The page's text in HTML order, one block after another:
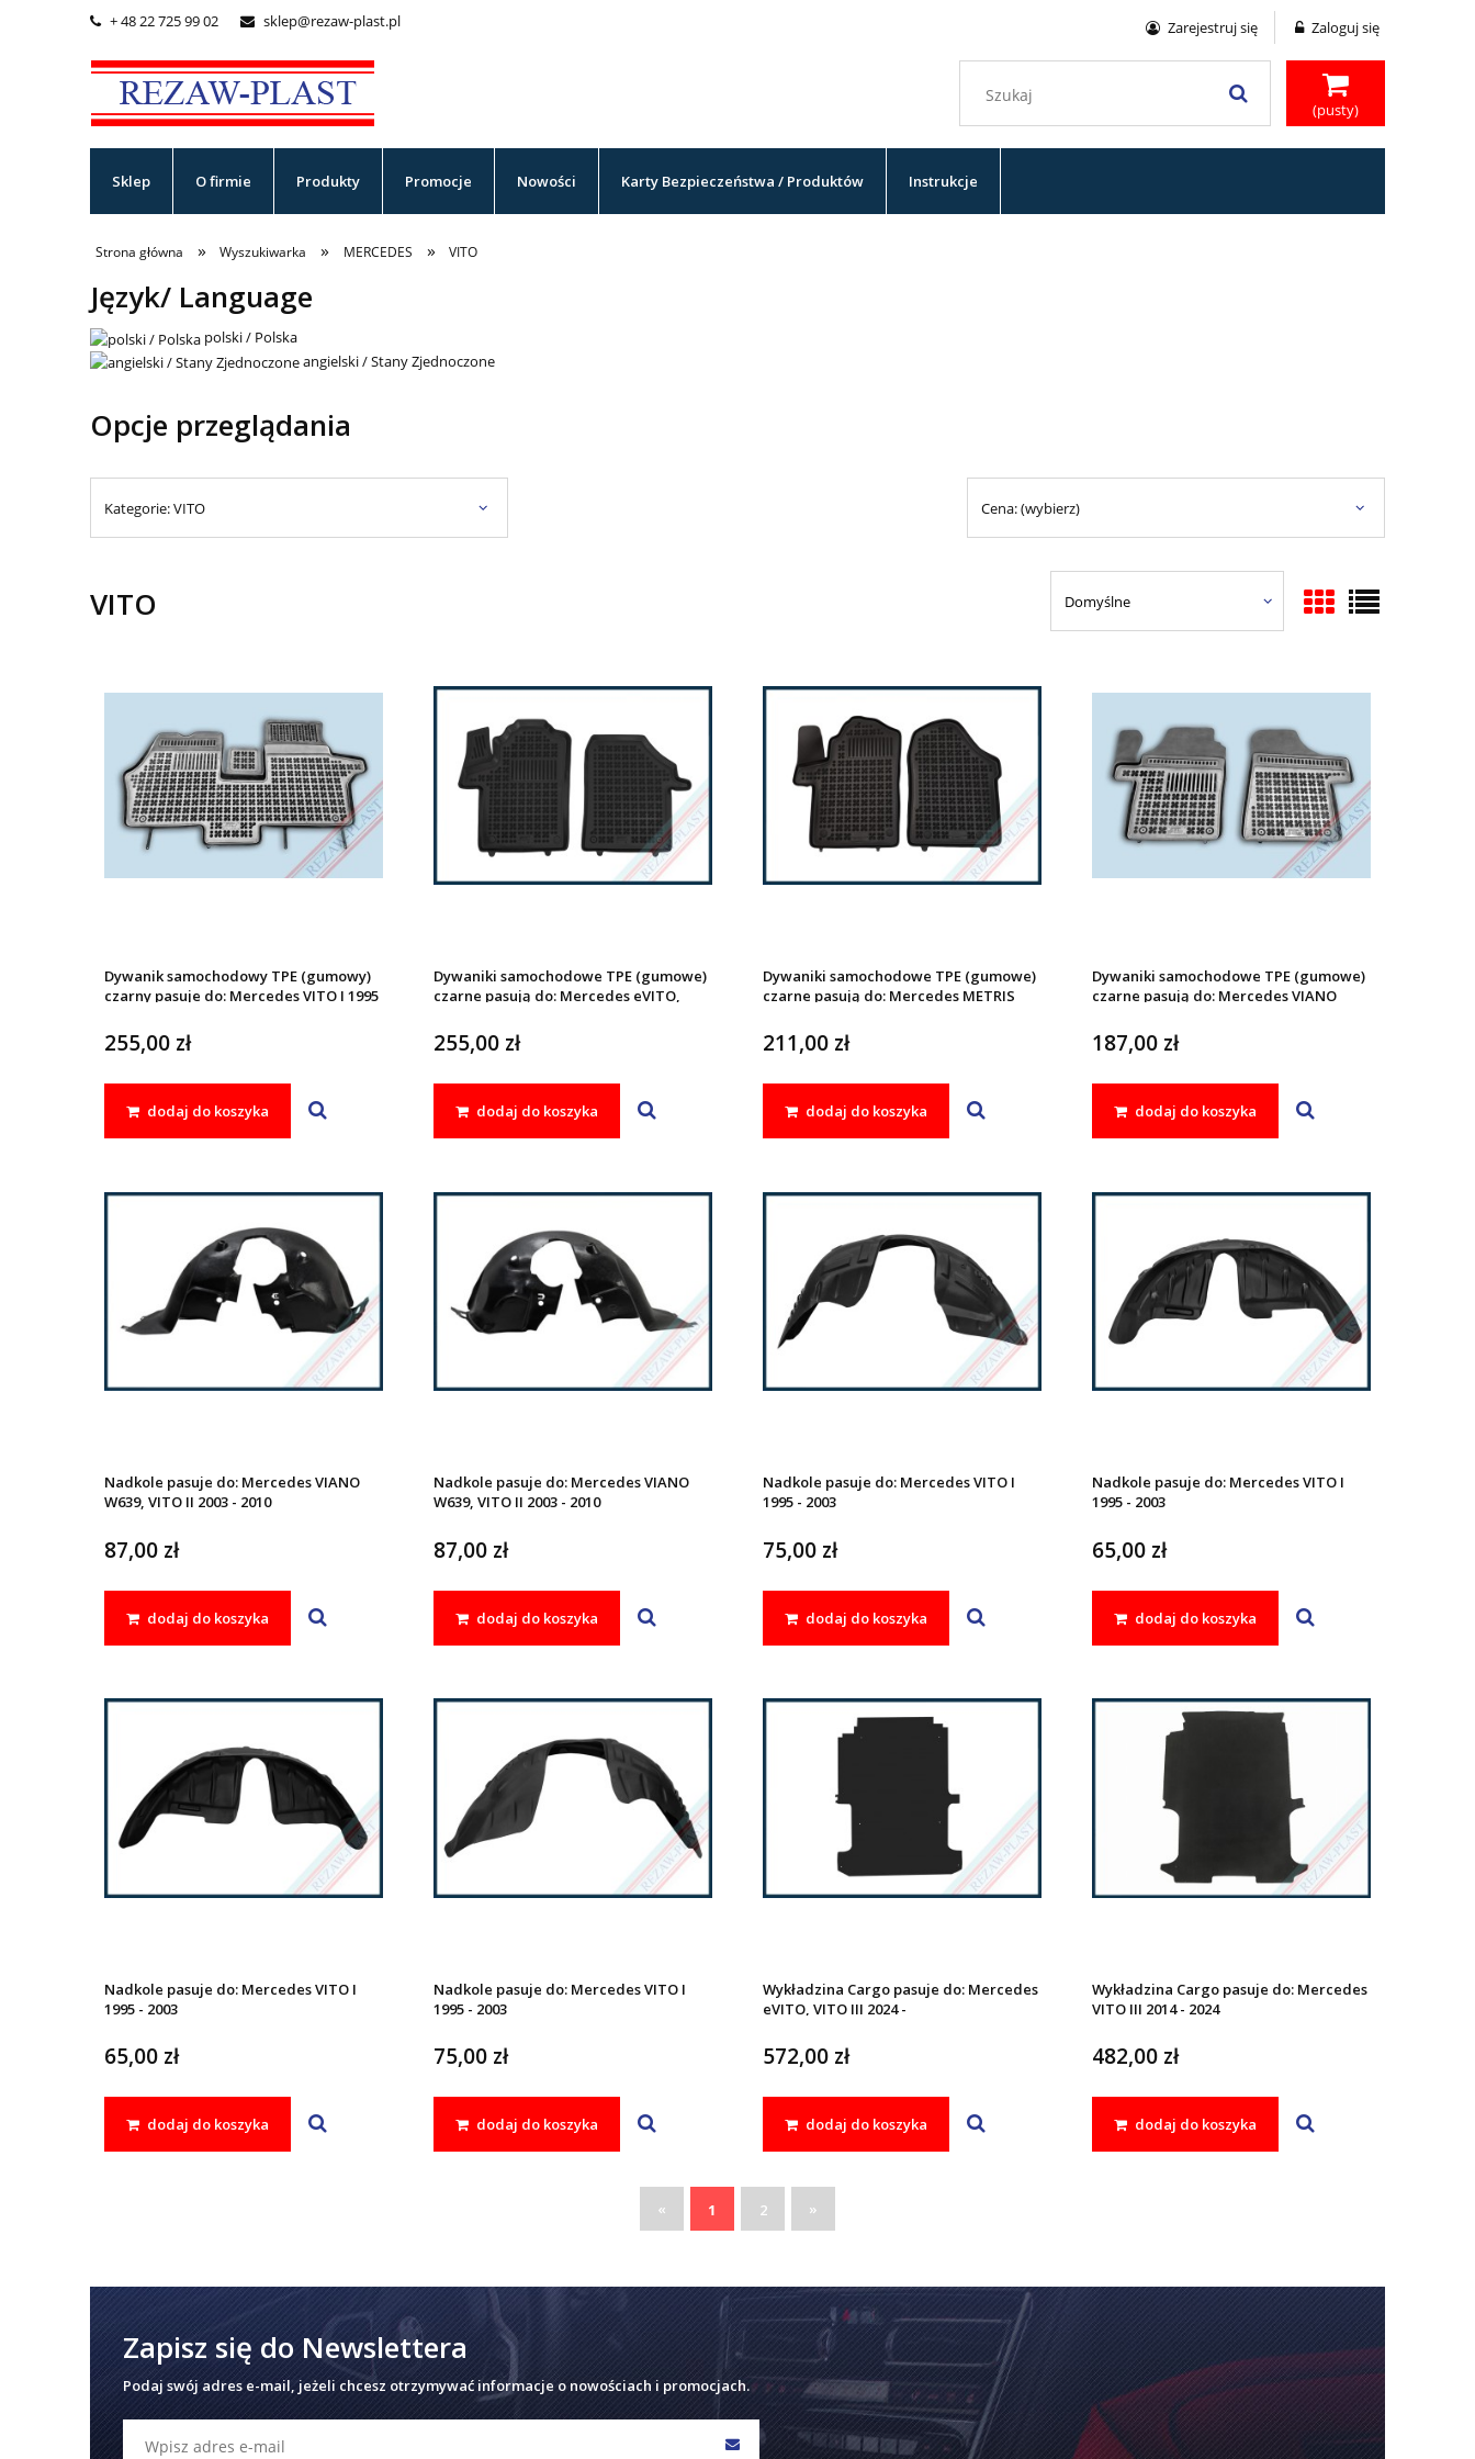
 + 48 22 725 99 02  sklep@rezaw-plast.pl Zarejestruj się Zaloguj się
(pusty)
Sklep O firmie Produkty Promocje Nowości Karty Bezpieczeństwa / Produktów Instrukcje
Strona główna » Wyszukiwarka » MERCEDES » VITO
Język/ Language
polski / Polska
angielski / Stany Zjednoczone
Opcje przeglądania
Kategorie: VITO Cena: (wybierz)
VITO
Dywanik samochodowy TPE (gumowy)
czarny pasuje do: Mercedes VITO I 1995
255,00 zł
dodaj do koszyka
Dywaniki samochodowe TPE (gumowe)
czarne pasują do: Mercedes eVITO,
255,00 zł
dodaj do koszyka
Dywaniki samochodowe TPE (gumowe)
czarne pasują do: Mercedes METRIS
III 2014 - 2024
211,00 zł
dodaj do koszyka
Dywaniki samochodowe TPE (gumowe)
czarne pasują do: Mercedes VIANO
187,00 zł
dodaj do koszyka
Nadkole pasuje do: Mercedes VIANO
W639, VITO II 2003 - 2010
87,00 zł
dodaj do koszyka
Nadkole pasuje do: Mercedes VIANO
W639, VITO II 2003 - 2010
87,00 zł
dodaj do koszyka
Nadkole pasuje do: Mercedes VITO I
1995 - 2003
75,00 zł
dodaj do koszyka
Nadkole pasuje do: Mercedes VITO I
1995 - 2003
65,00 zł
dodaj do koszyka
Nadkole pasuje do: Mercedes VITO I
1995 - 2003
65,00 zł
dodaj do koszyka
Nadkole pasuje do: Mercedes VITO I
1995 - 2003
75,00 zł
dodaj do koszyka
Wykładzina Cargo pasuje do: Mercedes
eVITO, VITO III 2024 -
572,00 zł
dodaj do koszyka
Wykładzina Cargo pasuje do: Mercedes
VITO III 2014 - 2024
482,00 zł
dodaj do koszyka
« 1 2 »
Zapisz się do Newslettera
Podaj swój adres e-mail, jeżeli chcesz otrzymywać informacje o nowościach i promocjach.